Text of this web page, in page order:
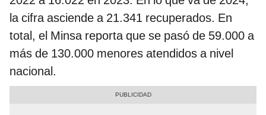
la cifra asciende a 21.341 recuperados. En
total, el Minsa reporta que se pasó de 59.000 a
más de 130.000 menores atendidos a nivel
nacional.